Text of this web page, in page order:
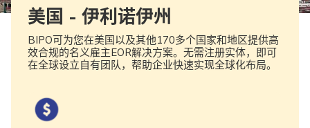
美国 - 伊利诺伊州
BIPO可为您在美国以及其他170多个国家和地区提供高
效合规的名义雇主EOR解决方案。无需注册实体，即可
在全球设立自有团队，帮助企业快速实现全球化布局。